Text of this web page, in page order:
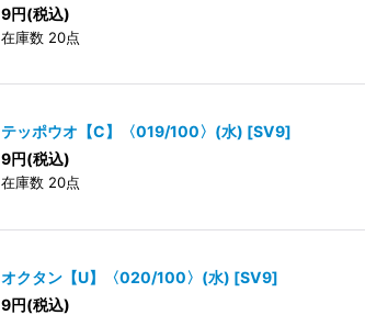
9円(税込)
在庫数 20点
テッポウオ【C】〈019/100〉(水) [SV9]
9円(税込)
在庫数 20点
オクタン【U】〈020/100〉(水) [SV9]
9円(税込)